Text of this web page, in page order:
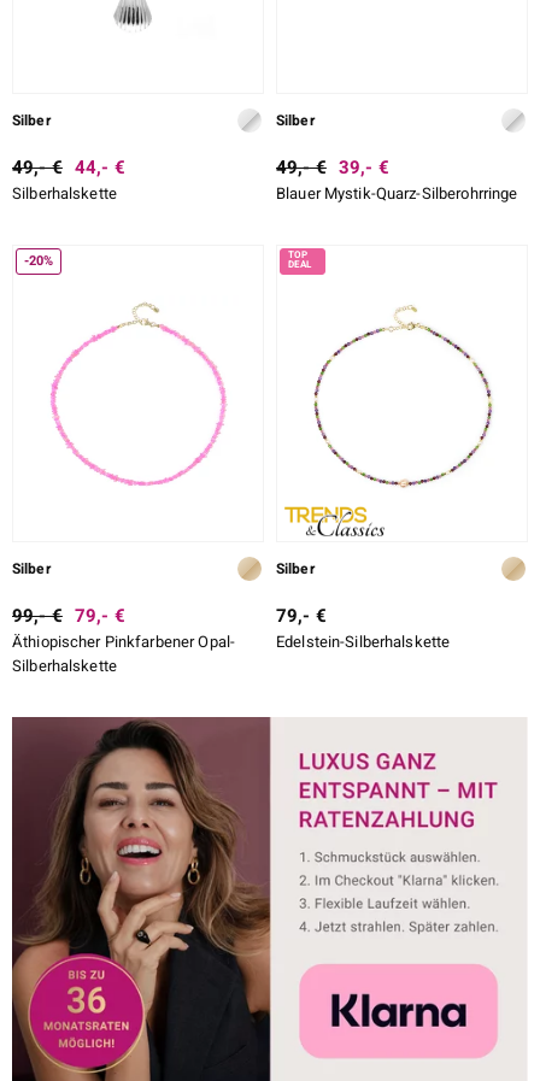
Silber
49,- € 44,- €
Silberhalskette
Silber
49,- € 39,- €
Blauer Mystik-Quarz-Silberohrringe
-20%
Silber
99,- € 79,- €
Äthiopischer Pinkfarbener Opal-
Silberhalskette
Silber
79,- €
Edelstein-Silberhalskette